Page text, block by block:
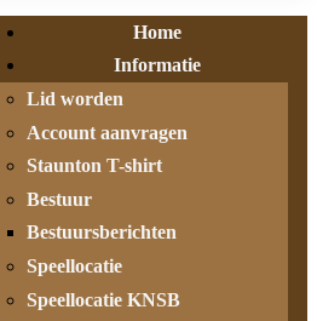
Home
Informatie
Lid worden
Account aanvragen
Staunton T-shirt
Bestuur
Bestuursberichten
Speellocatie
Speellocatie KNSB